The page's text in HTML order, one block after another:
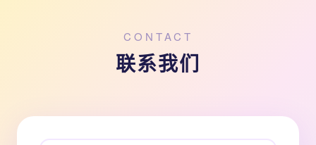
CONTACT
联系我们